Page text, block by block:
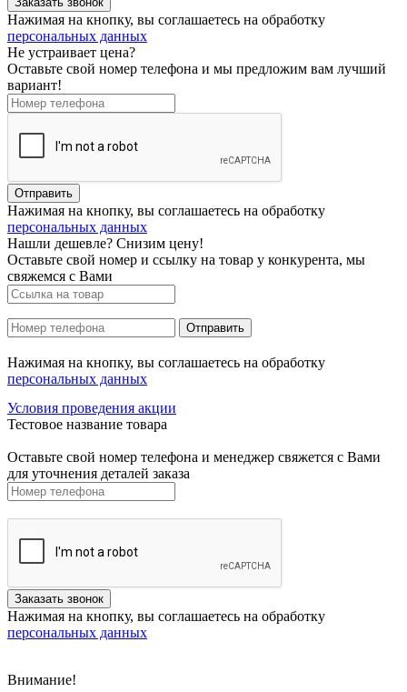
Нажимая на кнопку, вы соглашаетесь на обработку
персональных данных
Не устраивает цена?
Оставьте свой номер телефона и мы предложим вам лучший
вариант!
Нажимая на кнопку, вы соглашаетесь на обработку
персональных данных
Нашли дешевле? Снизим цену!
Оставьте свой номер и ссылку на товар у конкурента, мы
свяжемся с Вами
Нажимая на кнопку, вы соглашаетесь на обработку
персональных данных
Условия проведения акции
Тестовое название товара
Оставьте свой номер телефона и менеджер свяжется с Вами
для уточнения деталей заказа
Нажимая на кнопку, вы соглашаетесь на обработку
персональных данных
Внимание!